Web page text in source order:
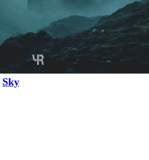
Sky